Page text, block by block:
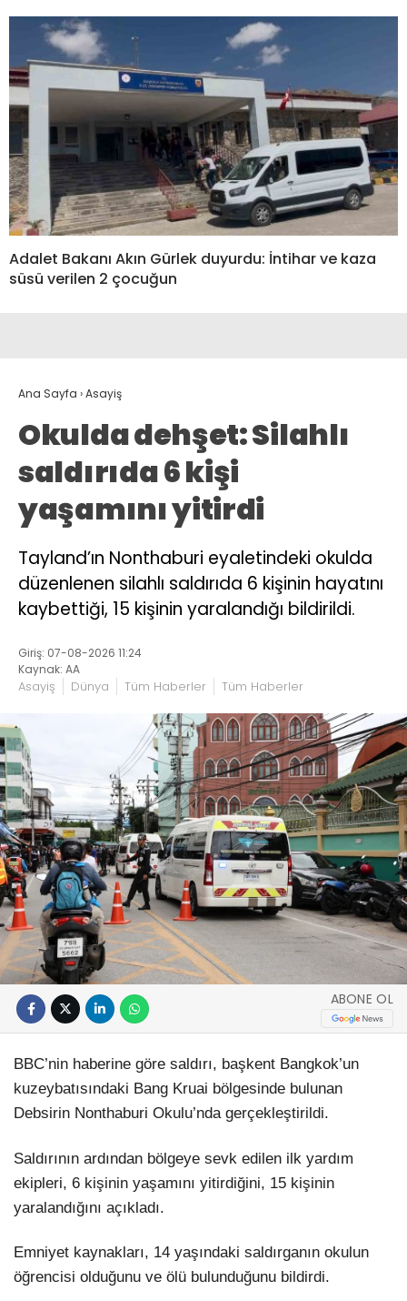
Adalet Bakanı Akın Gürlek duyurdu: İntihar ve kaza
süsü verilen 2 çocuğun
Ana Sayfa ›Asayiş
Okulda dehşet: Silahlı
saldırıda 6 kişi
yaşamını yitirdi
Tayland’ın Nonthaburi eyaletindeki okulda
düzenlenen silahlı saldırıda 6 kişinin hayatını
kaybettiği, 15 kişinin yaralandığı bildirildi.
Giriş: 07-08-2026 11:24
Kaynak: AA
Asayiş Dünya Tüm Haberler Tüm Haberler
ABONE OL
BBC’nin haberine göre saldırı, başkent Bangkok’un
kuzeybatısındaki Bang Kruai bölgesinde bulunan
Debsirin Nonthaburi Okulu’nda gerçekleştirildi.
Saldırının ardından bölgeye sevk edilen ilk yardım
ekipleri, 6 kişinin yaşamını yitirdiğini, 15 kişinin
yaralandığını açıkladı.
Emniyet kaynakları, 14 yaşındaki saldırganın okulun
öğrencisi olduğunu ve ölü bulunduğunu bildirdi.